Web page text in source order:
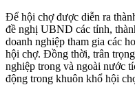
Để hội chợ được diễn ra
đề nghị UBND các tỉnh,
doanh nghiệp tham gia các
hội chợ. Đồng thời, trân
nghiệp trong và ngoài nước
động trong khuôn khổ hội